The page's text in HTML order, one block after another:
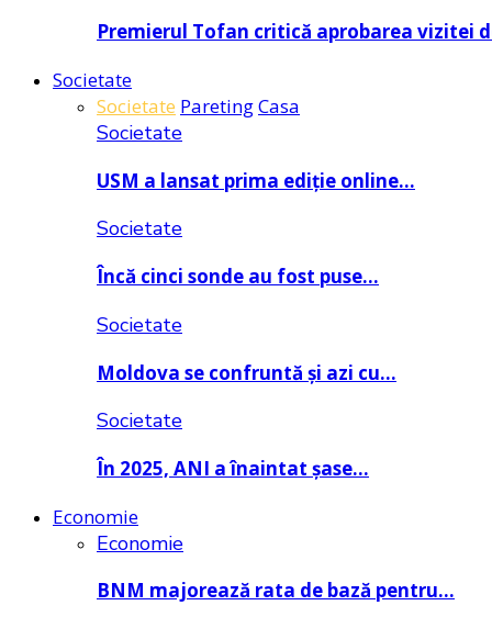
Premierul Tofan critică aprobarea vizitei
Societate
Societate ParetingCasa
Societate
USM a lansat prima ediție online…
Societate
Încă cinci sonde au fost puse…
Societate
Moldova se confruntă și azi cu…
Societate
În 2025, ANI a înaintat șase…
Economie
Economie
BNM majorează rata de bază pentru…